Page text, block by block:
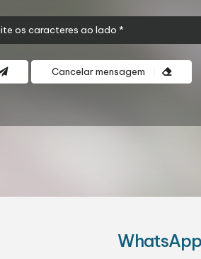
Cancelar mensagem
WhatsApp